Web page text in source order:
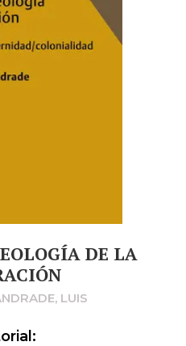
DE LA
LUIS